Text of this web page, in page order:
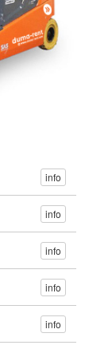
info
info
info
info
info